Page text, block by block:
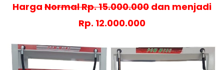
Harga Normal Rp. 15.000.000 dan menjadi
Rp. 12.000.000